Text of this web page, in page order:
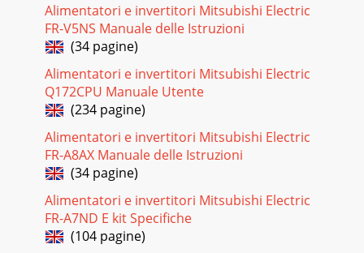
Alimentatori e invertitori Mitsubishi Electric
FR-V5NS Manuale delle Istruzioni
(34 pagine)
Alimentatori e invertitori Mitsubishi Electric
Q172CPU Manuale Utente
(234 pagine)
Alimentatori e invertitori Mitsubishi Electric
FR-A8AX Manuale delle Istruzioni
(34 pagine)
Alimentatori e invertitori Mitsubishi Electric
FR-A7ND E kit Specifiche
(104 pagine)